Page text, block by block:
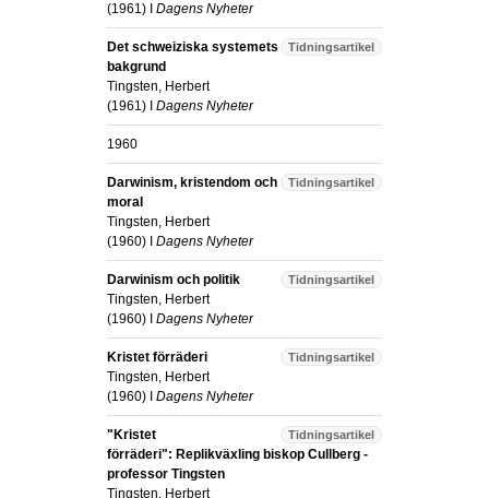
(1961) I Dagens Nyheter
Tidningsartikel
Det schweiziska systemets
bakgrund
Tingsten, Herbert
(1961) I Dagens Nyheter
1960
Tidningsartikel
Darwinism, kristendom och
moral
Tingsten, Herbert
(1960) I Dagens Nyheter
Tidningsartikel
Darwinism och politik
Tingsten, Herbert
(1960) I Dagens Nyheter
Tidningsartikel
Kristet förräderi
Tingsten, Herbert
(1960) I Dagens Nyheter
Tidningsartikel
"Kristet
förräderi": Replikväxling biskop Cullberg -
professor Tingsten
Tingsten, Herbert